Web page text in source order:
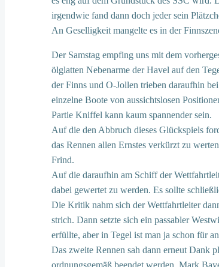
irgendwie fand dann doch jeder sein
An Geselligkeit mangelte es in der
Der Samstag empfing uns mit dem
ölglatten Nebenarme der Havel auf den
der Finns und O-Jollen trieben daraufhin
einzelne Boote von aussichtslosen
Partie Kniffel kann kaum spannender sein.
Auf die den Abbruch dieses Glückspiels
das Rennen allen Ernstes verkürzt zu
Frind.
Auf die daraufhin am Schiff der
dabei gewertet zu werden. Es sollte
Die Kritik nahm sich der Wettfahrtleiter
strich. Dann setzte sich ein passabler
erfüllte, aber in Tegel ist man ja schon für
Das zweite Rennen sah dann erneut Dank
ordnungsgemäß beendet werden. Mark